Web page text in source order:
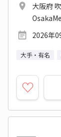
大阪府
2026年
大手・有名